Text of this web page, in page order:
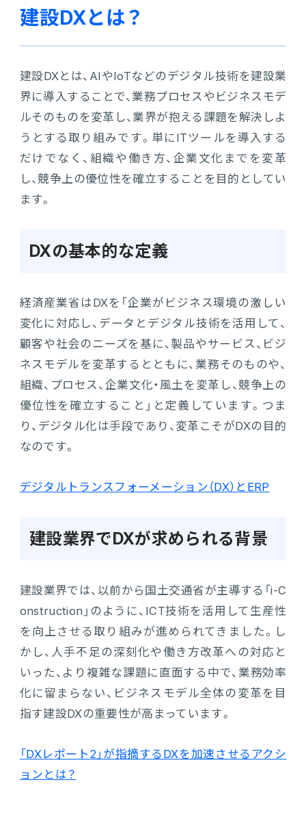
Fit to Standard
連携ソリューション
建設DXとは？
建設DXとは、AIやIoTなどのデジタル技術を建設業
界に導入することで、業務プロセスやビジネスモデ
ルそのものを変革し、業界が抱える課題を解決しよ
うとする取り組みです。単にITツールを導入する
だけでなく、組織や働き方、企業文化までを変革
し、競争上の優位性を確立することを目的としてい
ます。
DXの基本的な定義
経済産業省はDXを「企業がビジネス環境の激しい
変化に対応し、データとデジタル技術を活用して、
顧客や社会のニーズを基に、製品やサービス、ビジ
ネスモデルを変革するとともに、業務そのものや、
組織、プロセス、企業文化・風土を変革し、競争上の
優位性を確立すること」と定義しています。つま
り、デジタル化は手段であり、変革こそがDXの目的
なのです。
デジタルトランスフォーメーション（DX）とERP
建設業界でDXが求められる背景
建設業界では、以前から国土交通省が主導する「i-C
onstruction」のように、ICT技術を活用して生産性
を向上させる取り組みが進められてきました。し
かし、人手不足の深刻化や働き方改革への対応と
いった、より複雑な課題に直面する中で、業務効率
化に留まらない、ビジネスモデル全体の変革を目
指す建設DXの重要性が高まっています。
「DXレポート2」が指摘するDXを加速させるアクシ
ョンとは？